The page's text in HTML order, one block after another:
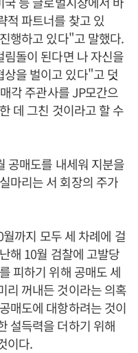
적 파트너를 찾고 있
행하고 있다"고 말했다.
돌이 된다면 나 자신을
을 벌이고 있다"고 덧
각 주관사를 JP모간으
데 그친 것이라고 할 수
공매도를 내세워 지분을
마리는 서 회장의 주가
까지 모두 세 차례에 걸
해 10월 검찰에 고발당
피하기 위해 공매도 세
리 꺼내든 것이라는 의혹
매도에 대항하려는 것이
설득력을 더하기 위해
이다.